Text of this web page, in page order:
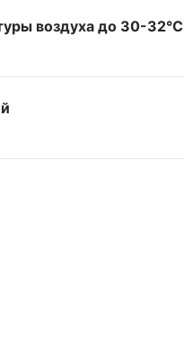
воздуха до 30-32°C